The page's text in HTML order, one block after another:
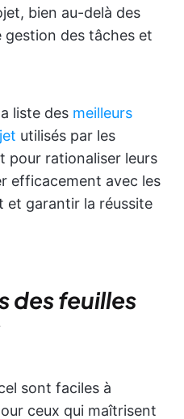
bien au-delà des
gestion des tâches et
liste des meilleurs
utilisés par les
pour rationaliser leurs
efficacement avec les
et garantir la réussite
des feuilles
sont faciles à
ceux qui maîtrisent